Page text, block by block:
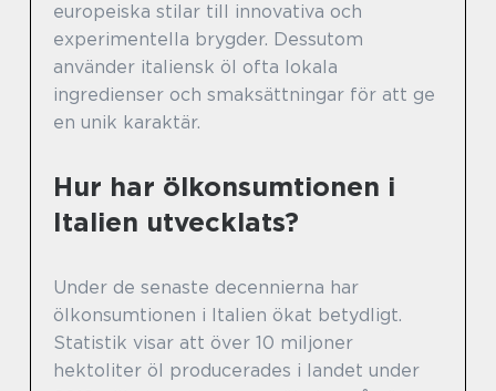
europeiska stilar till innovativa och
experimentella brygder. Dessutom
använder italiensk öl ofta lokala
ingredienser och smaksättningar för att ge
en unik karaktär.
Hur har ölkonsumtionen i
Italien utvecklats?
Under de senaste decennierna har
ölkonsumtionen i Italien ökat betydligt.
Statistik visar att över 10 miljoner
hektoliter öl producerades i landet under